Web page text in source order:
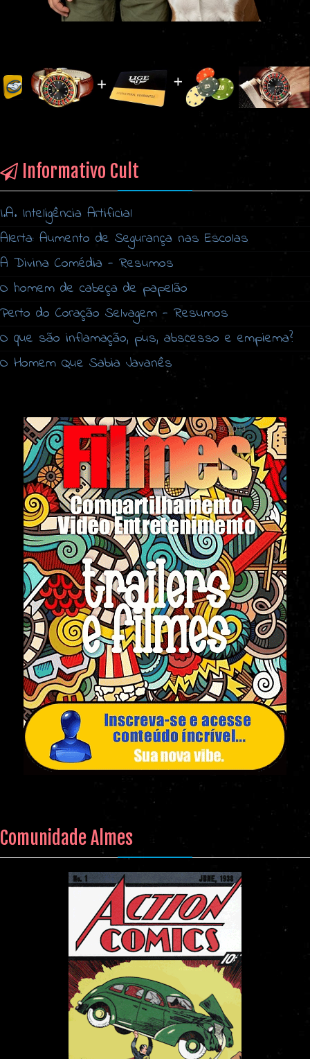
Informativo Cult
I.A. Inteligência Artificial
Alerta: Aumento de Segurança nas Escolas
A Divina Comédia - Resumos
O homem de cabeça de papelão
Perto do Coração Selvagem - Resumos
O que são inflamação, pus, abscesso e empiema?
O Homem Que Sabia Javanês
Comunidade Almes